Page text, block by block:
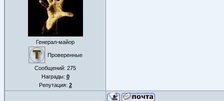
Генерал-майор
Проверенные
Сообщений: 275
Награды: 0
Репутация: 2